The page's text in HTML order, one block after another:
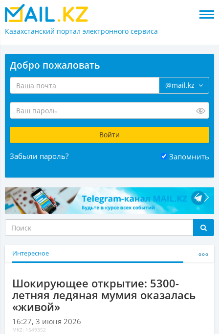
Казахстанский портал электронного сервиса
Добро пожаловать
@mail.kz
Забыли пароль? Запомнить
Интересное
Шокирующее открытие: 5300-
летняя ледяная мумия оказалась
«живой»
16:27, 3 июня 2026
MKZ: 1549352